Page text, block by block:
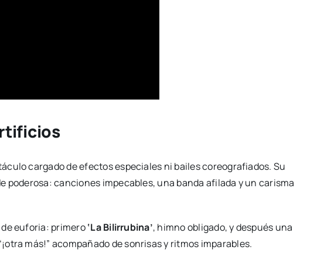
cargado de efectos especiales ni bailes coreografiados. Su
poderosa: canciones impecables, una banda afilada y un carisma
euforia: primero‘La Bilirrubina’, himno obligado, y después una
más!” acompañado de sonrisas y ritmos imparables.